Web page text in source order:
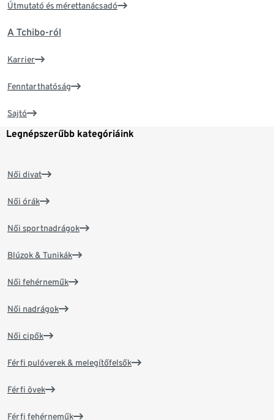
Útmutató és mérettanácsadó
A Tchibo-ról
Karrier
Fenntarthatóság
Sajtó
Legnépszerűbb kategóriáink
Női divat
Női órák
Női sportnadrágok
Blúzok & Tunikák
Női fehérneműk
Női nadrágok
Női cipők
Férfi pulóverek & melegítőfelsők
Férfi övek
Férfi fehérneműk